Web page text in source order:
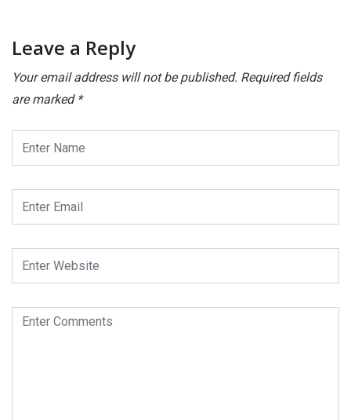
Leave a Reply
Your email address will not be published. Required fields
are marked *